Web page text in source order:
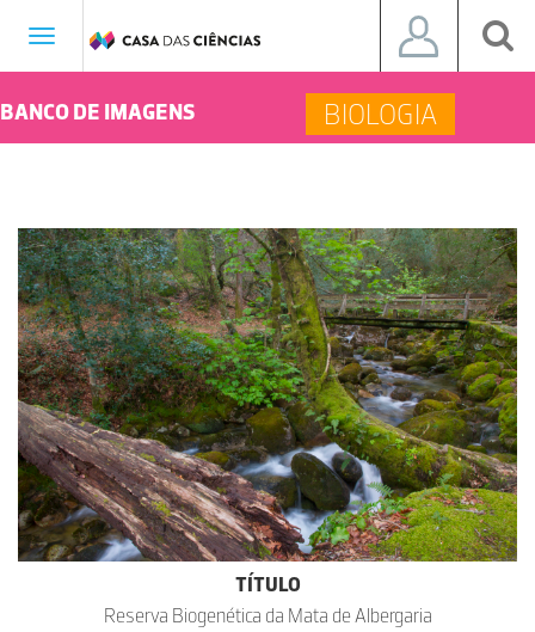
Toggle
BANCO DE IMAGENS BIOLOGIA
TÍTULO
Reserva Biogenética da Mata de Albergaria